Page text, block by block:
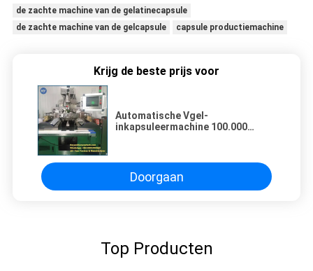
de zachte machine van de gelatinecapsule
de zachte machine van de gelcapsule
capsule productiemachine
Krijg de beste prijs voor
Automatische Vgel-
inkapsuleermachine 100.000
Doorgaan
Top Producten